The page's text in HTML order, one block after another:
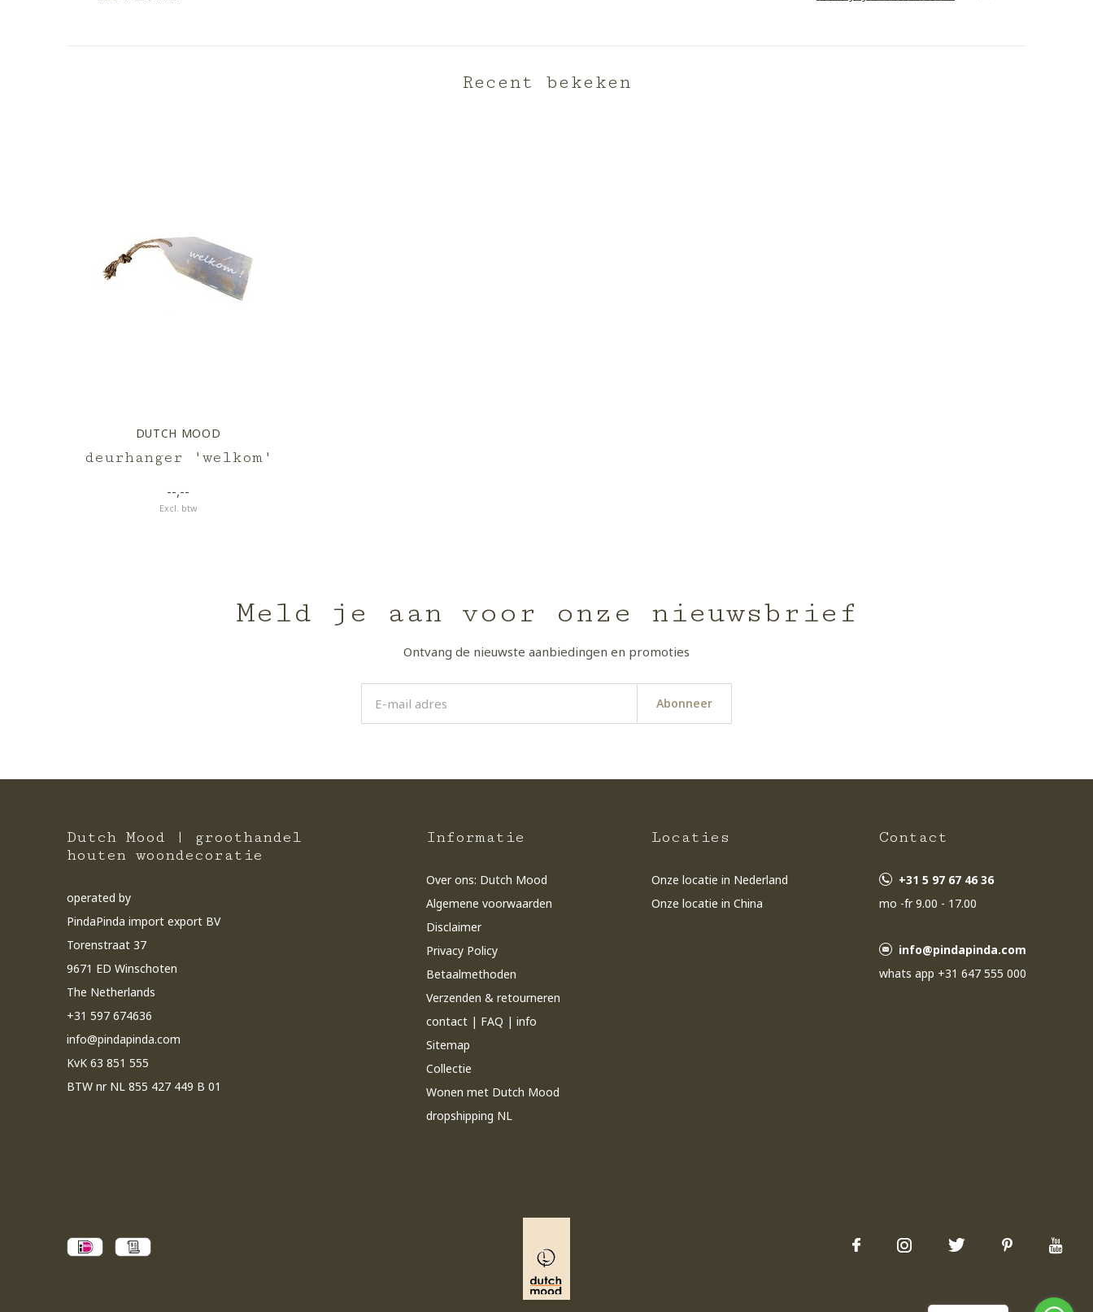
Recent bekeken
DUTCH MOOD
deurhanger 'welkom'
--,--
Excl. btw
Meld je aan voor onze nieuwsbrief
Ontvang de nieuwste aanbiedingen en promoties
Abonneer
Dutch Mood | groothandel
houten woondecoratie
operated by
PindaPinda import export BV
Torenstraat 37
9671 ED Winschoten
The Netherlands
+31 597 674636
info@pindapinda.com
KvK 63 851 555
BTW nr NL 855 427 449 B 01
Informatie
Over ons: Dutch Mood
Algemene voorwaarden
Disclaimer
Privacy Policy
Betaalmethoden
Verzenden & retourneren
contact | FAQ | info
Sitemap
Collectie
Wonen met Dutch Mood
dropshipping NL
Locaties
Onze locatie in Nederland
Onze locatie in China
Contact
+31 5 97 67 46 36
mo -fr 9.00 - 17.00
info@pindapinda.com
whats app +31 647 555 000